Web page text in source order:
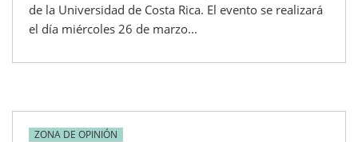
de la Universidad de Costa Rica. El evento se realizará
el día miércoles 26 de marzo...
ZONA DE OPINIÓN